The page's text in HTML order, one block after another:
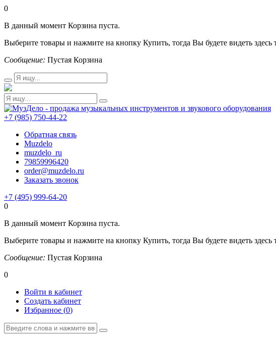
0
В данный момент Корзина пуста.
Выберите товары и нажмите на кнопку Купить, тогда Вы будете видеть
Сообщение: Пустая Корзина
+7 (985) 750-44-22
Обратная связь
Muzdelo
muzdelo_ru
79859996420
order@muzdelo.ru
Заказать звонок
+7 (495) 999-64-20
0
В данный момент Корзина пуста.
Выберите товары и нажмите на кнопку Купить, тогда Вы будете видеть
Сообщение: Пустая Корзина
0
Войти в кабинет
Создать кабинет
Избранное (0)